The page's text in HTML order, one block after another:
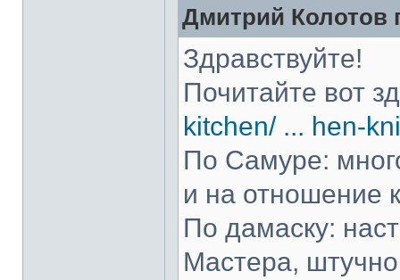
Дмитрий Колотов
Здравствуйте!
Почитайте вот
kitchen/ ... hen-
По Самуре:
и на отношение
По дамаску:
Мастера,